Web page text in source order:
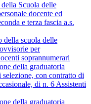
Scuola delle
docente ed
e terza fascia a.s.
della scuola delle
per
soprannumerari
della graduatoria
con contratto di
di n. 6 Assistenti
della graduatoria